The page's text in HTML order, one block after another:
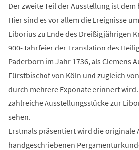
Der zweite Teil der Ausstellung ist
Hier sind es vor allem die Ereignisse
Liborius zu Ende des Dreißigjährigen
900-Jahrfeier der Translation des
Paderborn im Jahr 1736, als Clemens
Fürstbischof von Köln und zugleich
durch mehrere Exponate erinnert
zahlreiche Ausstellungsstücke zur
sehen.
Erstmals präsentiert wird die originale
handgeschriebenen